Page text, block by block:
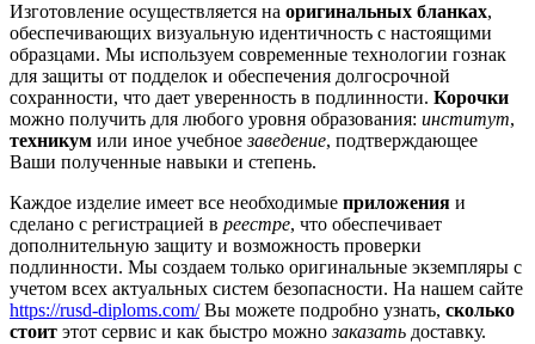
Изготовление осуществляется на оригинальных бланках,
обеспечивающих визуальную идентичность с настоящими
образцами. Мы используем современные технологии гознак
для защиты от подделок и обеспечения долгосрочной
сохранности, что дает уверенность в подлинности. Корочки
можно получить для любого уровня образования: институт,
техникум или иное учебноезаведение, подтверждающее
Ваши полученные навыки и степень.
Каждое изделие имеет все необходимые приложения и
сделано с регистрацией в реестре, что обеспечивает
дополнительную защиту и возможность проверки
подлинности. Мы создаем только оригинальные экземпляры с
учетом всех актуальных систем безопасности. На нашем сайте
https://rusd-diploms.com/Вы можете подробно узнать, сколько
стоит этот сервис и как быстро можнозаказать доставку.